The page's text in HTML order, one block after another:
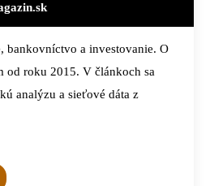
bankovníctvo a investovanie. O
od roku 2015. V článkoch sa
analýzu a sieťové dáta z